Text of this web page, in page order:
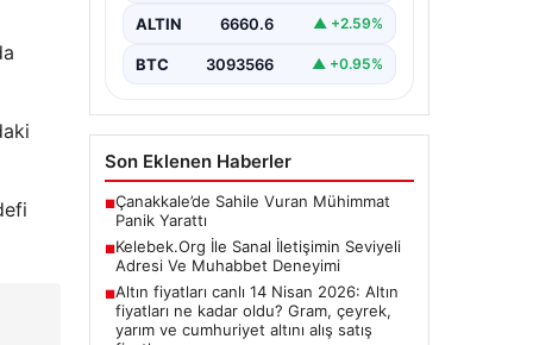
barındırmaktadır. Güncel olarak…
ALTIN 6660.6 ▲ +2.59%
BTC 3093566 ▲ +0.95%
Son Eklenen Haberler
■Çanakkale’de Sahile Vuran Mühimmat
Panik Yarattı
■Kelebek.Org İle Sanal İletişimin Seviyeli
Adresi Ve Muhabbet Deneyimi
■Altın fiyatları canlı 14 Nisan 2026: Altın
fiyatları ne kadar oldu? Gram, çeyrek,
yarım ve cumhuriyet altını alış satış